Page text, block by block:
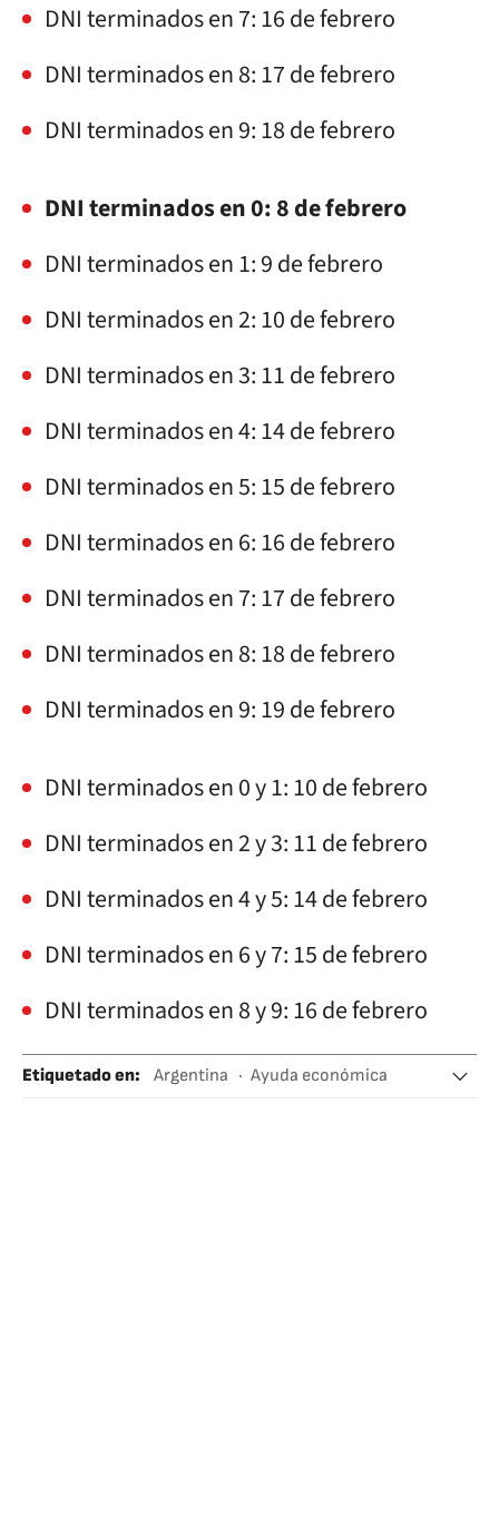
DNI terminados en 7: 16 de febrero
DNI terminados en 8: 17 de febrero
DNI terminados en 9: 18 de febrero
DNI terminados en 0: 8 de febrero
DNI terminados en 1: 9 de febrero
DNI terminados en 2: 10 de febrero
DNI terminados en 3: 11 de febrero
DNI terminados en 4: 14 de febrero
DNI terminados en 5: 15 de febrero
DNI terminados en 6: 16 de febrero
DNI terminados en 7: 17 de febrero
DNI terminados en 8: 18 de febrero
DNI terminados en 9: 19 de febrero
DNI terminados en 0 y 1: 10 de febrero
DNI terminados en 2 y 3: 11 de febrero
DNI terminados en 4 y 5: 14 de febrero
DNI terminados en 6 y 7: 15 de febrero
DNI terminados en 8 y 9: 16 de febrero
Etiquetado en: Argentina
Ayuda económica